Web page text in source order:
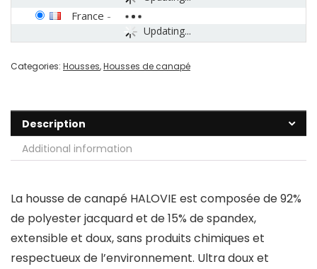
Updating...
France -
Categories: Housses,Housses de canapé
Description
Additional information
La housse de canapé HALOVIE est composée de 92%
de polyester jacquard et de 15% de spandex,
extensible et doux, sans produits chimiques et
respectueux de l’environnement. Ultra doux et